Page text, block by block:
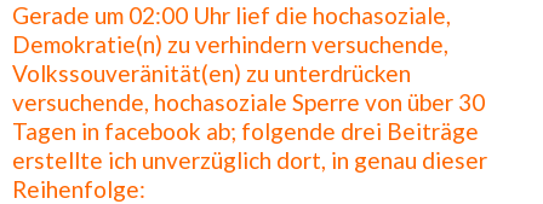
Gerade um 02:00 Uhr lief die hochasoziale,
Demokratie(n) zu verhindern versuchende,
Volkssouveränität(en) zu unterdrücken
versuchende, hochasoziale Sperre von über 30
Tagen in facebook ab; folgende drei Beiträge
erstellte ich unverzüglich dort, in genau dieser
Reihenfolge: